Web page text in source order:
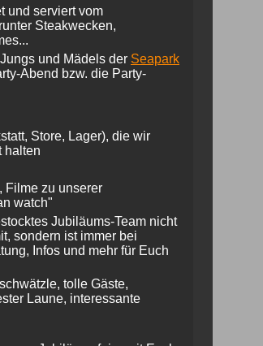
und serviert vom
Steakwecken,
und Mädels der Seapark
Abend bzw. die Party-
Store, Lager), die wir
halten
Filme zu unserer
watch"
Jubiläums-Team nicht
sondern ist immer bei
Infos und mehr für Euch
tolle Gäste,
Laune, interessante